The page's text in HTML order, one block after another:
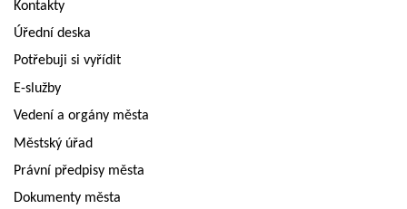
Kontakty
Úřední deska
Potřebuji si vyřídit
E-služby
Vedení a orgány města
Městský úřad
Právní předpisy města
Dokumenty města